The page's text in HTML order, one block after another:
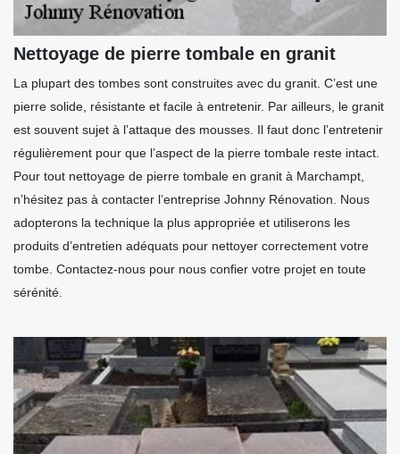
Nettoyage de pierre tombale en granit
La plupart des tombes sont construites avec du granit. C’est une
pierre solide, résistante et facile à entretenir. Par ailleurs, le granit
est souvent sujet à l’attaque des mousses. Il faut donc l’entretenir
régulièrement pour que l’aspect de la pierre tombale reste intact.
Pour tout nettoyage de pierre tombale en granit à Marchampt,
n’hésitez pas à contacter l’entreprise Johnny Rénovation. Nous
adopterons la technique la plus appropriée et utiliserons les
produits d’entretien adéquats pour nettoyer correctement votre
tombe. Contactez-nous pour nous confier votre projet en toute
sérénité.